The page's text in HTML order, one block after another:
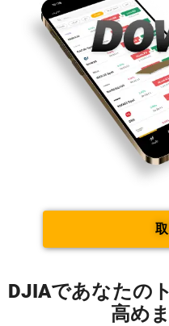
DJIAであなたの
高め